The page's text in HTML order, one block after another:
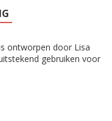
ontworpen door Lisa
gebruiken voor